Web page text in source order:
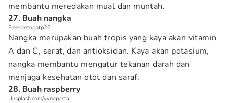
membantu meredakan mual dan muntah.
27. Buah nangka
Freepik/topntp26
Nangka merupakan buah tropis yang kaya akan vitamin
A dan C, serat, dan antioksidan. Kaya akan potasium,
nangka membantu mengatur tekanan darah dan
menjaga kesehatan otot dan saraf.
28. Buah raspberry
Unsplash.com/vvnepasta